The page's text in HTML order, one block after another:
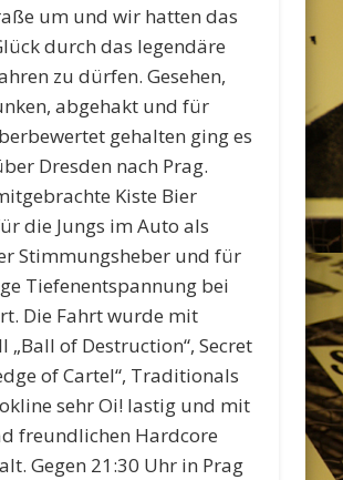
um und wir hatten das
durch das legendäre
zu dürfen. Gesehen,
abgehakt und für
gehalten ging es
Dresden nach Prag.
Kiste Bier
die Jungs im Auto als
Stimmungsheber und für
Tiefenentspannung bei
Die Fahrt wurde mit
„Ball of Destruction“, Secret
of Cartel“, Traditionals
sehr Oi! lastig und mit
freundlichen Hardcore
Gegen 21:30 Uhr in Prag